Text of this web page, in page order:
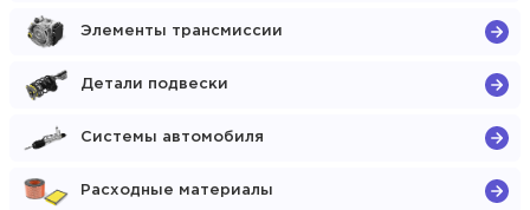
Элементы трансмиссии
Детали подвески
Системы автомобиля
Расходные материалы